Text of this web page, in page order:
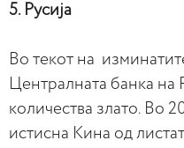
5. Русија
Во текот на
Централната банка на
количества злато. Во
истисна Кина од